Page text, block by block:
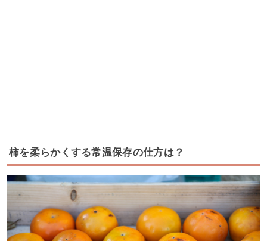
柿を柔らかくする常温保存の仕方は？